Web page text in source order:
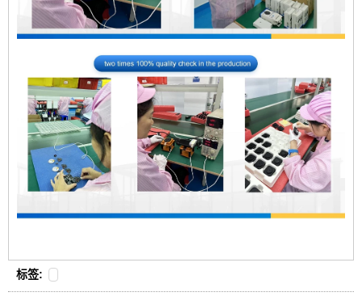
标签: